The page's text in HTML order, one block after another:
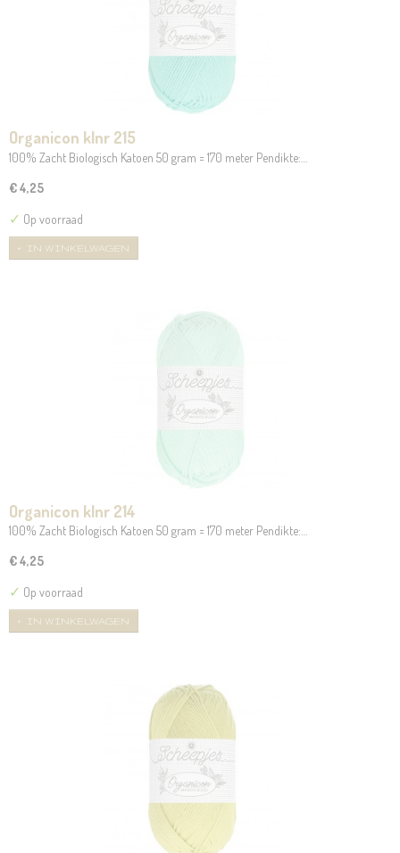
Organicon klnr 215
100% Zacht Biologisch Katoen 50 gram = 170 meter Pendikte:…
€ 4,25
✓ Op voorraad
IN WINKELWAGEN
Organicon klnr 214
100% Zacht Biologisch Katoen 50 gram = 170 meter Pendikte:…
€ 4,25
✓ Op voorraad
IN WINKELWAGEN